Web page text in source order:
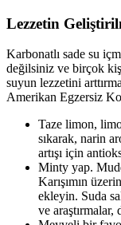
Lezzetin
Karbonatlı sade su
değilsiniz ve birçok
suyun lezzetini
Amerikan Egzersiz
Taze limon,
sıkarak, narin
artışı için
Minty yap.
Karışımın
ekleyin. Suda
ve araştırmalar,